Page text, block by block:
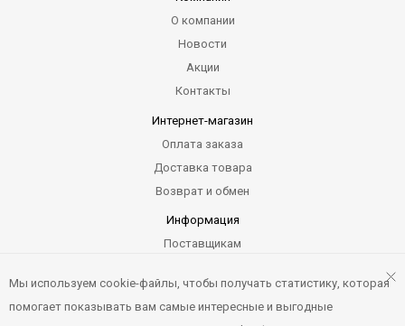
О компании
Новости
Акции
Контакты
Интернет-магазин
Оплата заказа
Доставка товара
Возврат и обмен
Информация
Поставщикам
Мы используем cookie-файлы, чтобы получать статистику, которая
помогает показывать вам самые интересные и выгодные